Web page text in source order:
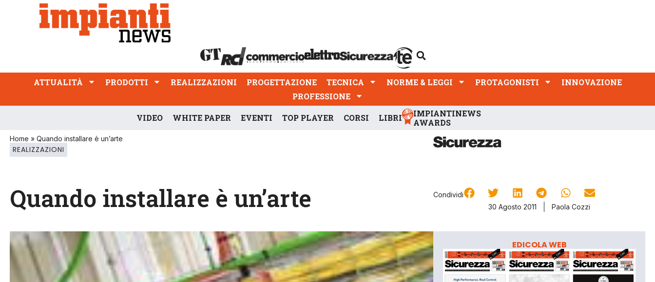
ATTUALITÀ PRODOTTI REALIZZAZIONI
PROFESSIONE
ATTUALITÀ PRODOTTI REALIZZAZIONI PROGETTAZIONE TECNICA NORME & LEGGI PROTAGONISTI
INNOVAZIONE
PROFESSIONE
VIDEO WHITE PAPER EVENTI TOP PLAYER CORSI LIBRI
IMPIANTINEWS
AWARDS
Home » Quando installare è un’arte
REALIZZAZIONI
Quando installare è un’arte
Condividi
30 Agosto 2011
Paola Cozzi
EDICOLA WEB